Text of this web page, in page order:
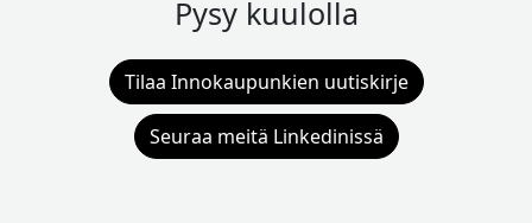
Pysy kuulolla
Tilaa Innokaupunkien uutiskirje
Seuraa meitä Linkedinissä